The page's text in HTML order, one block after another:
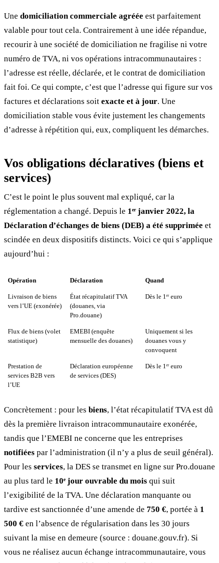
Une domiciliation commerciale agréée est parfaitement
valable pour tout cela. Contrairement à une idée répandue,
recourir à une société de domiciliation ne fragilise ni votre
numéro de TVA, ni vos opérations intracommunautaires :
l’adresse est réelle, déclarée, et le contrat de domiciliation
fait foi. Ce qui compte, c’est que l’adresse qui figure sur vos
factures et déclarations soit exacte et à jour. Une
domiciliation stable vous évite justement les changements
d’adresse à répétition qui, eux, compliquent les démarches.
Vos obligations déclaratives (biens et
services)
C’est le point le plus souvent mal expliqué, car la
réglementation a changé. Depuis le 1ᵉʳ janvier 2022, la
Déclaration d’échanges de biens (DEB) a été supprimée et
scindée en deux dispositifs distincts. Voici ce qui s’applique
aujourd’hui :
Opération Déclaration Quand
Livraison de biens
vers l’UE (exonérée)
État récapitulatif TVA
(douanes, via
Pro.douane)
Dès le 1ᵉʳ euro
Flux de biens (volet
statistique)
EMEBI (enquête
mensuelle des douanes)
Uniquement si les
douanes vous y
convoquent
Prestation de
services B2B vers
l’UE
Déclaration européenne
de services (DES)
Dès le 1ᵉʳ euro
Concrètement : pour les biens, l’état récapitulatif TVA est dû
dès la première livraison intracommunautaire exonérée,
tandis que l’EMEBI ne concerne que les entreprises
notifiées par l’administration (il n’y a plus de seuil général).
Pour les services, la DES se transmet en ligne sur Pro.douane
au plus tard le 10ᵉ jour ouvrable du mois qui suit
l’exigibilité de la TVA. Une déclaration manquante ou
tardive est sanctionnée d’une amende de 750 €, portée à 1
500 € en l’absence de régularisation dans les 30 jours
suivant la mise en demeure (source : douane.gouv.fr). Si
vous ne réalisez aucun échange intracommunautaire, vous